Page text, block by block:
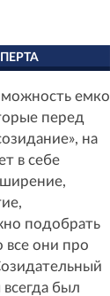
емко
перед
на
в себе
подобрать
все они про
был